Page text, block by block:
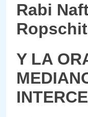
Rabi
Y LA